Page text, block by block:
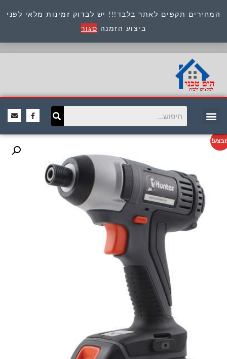
המחירים תקפים לאתר בלבד!!! יש לבדוק זמינות מלאי לפני
ביצוע הזמנה סגור
כתובת : היוזמים 9 אור יהודה שירות לקוחות 054-
8945722